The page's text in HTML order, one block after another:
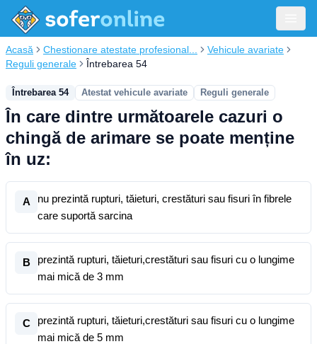
Acasă Chestionare atestate profesional...
Vehicule avariate
Reguli generale
Întrebarea 54
Întrebarea 54 Atestat vehicule avariate Reguli generale
În care dintre următoarele cazuri o
chingă de arimare se poate menține
în uz:
A
nu prezintă rupturi, tăieturi, crestături sau fisuri în fibrele
care suportă sarcina
B
prezintă rupturi, tăieturi,crestături sau fisuri cu o lungime
mai mică de 3 mm
C
prezintă rupturi, tăieturi,crestături sau fisuri cu o lungime
mai mică de 5 mm